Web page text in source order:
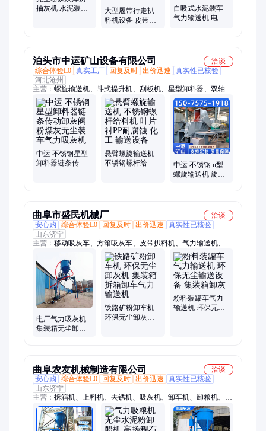
抽灰机 水泥装罐
大型履带行走扒
料机设备 皮带装
自吸式水泥装车
气力输送机 电厂
泊头市中运矿山设备有限公司
洽谈
综合体验L0 真实工厂 回复及时 出价迅速
真实性已核验
河北沧州
主营： 螺旋输送机、斗式提升机、刮板机、星型卸料器、双轴螺
旋输送机、U型双轴螺旋输送机、管式螺旋输送机、称重螺旋输
送机、不锈钢螺旋输送机、垂直螺旋输送机、无轴螺旋输送机、
绞龙螺旋输送机、刮板输送机、除尘布袋、皮带输送机、绞龙给
料机、链板输送机、网带输送机、链板斗式提升机、水冷螺旋输
送机、水冷无轴螺旋输送机、布袋除尘器、定量螺旋输送机、无
轴蛟龙
中运 不锈钢星型
卸料器链条传动
悬臂螺旋输送机
不锈钢螺杆给料
中运 不锈钢 u型
螺旋输送机 旋转
曲阜市盛民机械厂
洽谈
安心购
综合体验L0 回复及时 出价迅速
真实性已核验
山东济宁
主营： 移动吸灰车、方箱吸灰车、皮带扒料机、气力输送机、气
力吸灰机、电厂吸灰机、电厂清灰机、气力吸料机、集装箱卸车
机、集装箱卸灰机、螺旋扒料机、螺旋上料机、螺旋输送机、皮
带输送机、石子扒料机、集装箱拆箱机、斗式提升机、管链输送
机、滚筒抛光机、火烧铁干磨机、滚石机、负压吸料机、泥浆吸
料机
电厂气力吸灰机
集装箱无尘卸灰
铁路矿粉卸车机
环保无尘卸灰机
粉料装罐车气力
输送机 环保无尘
曲阜农友机械制造有限公司
洽谈
安心购
综合体验L0 回复及时 出价迅速
真实性已核验
山东济宁
主营： 拆箱机、上料机、去锈机、吸灰机、卸车机、卸粮机、气
力输送机、吸送机、打磨机、研磨机、扒料机、输送机、装车
机、吸灰车、传送带、扒粮机、滚筒抛光机、挖树机、螺旋输送